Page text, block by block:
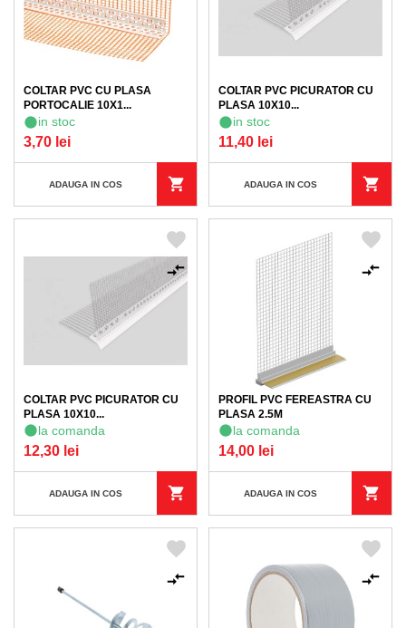
COLTAR PVC CU PLASA
PORTOCALIE 10X1...
in stoc
3,70 lei
ADAUGA IN COS
COLTAR PVC PICURATOR CU
PLASA 10X10...
in stoc
11,40 lei
ADAUGA IN COS
COLTAR PVC PICURATOR CU
PLASA 10X10...
la comanda
12,30 lei
ADAUGA IN COS
PROFIL PVC FEREASTRA CU
PLASA 2.5M
la comanda
14,00 lei
ADAUGA IN COS